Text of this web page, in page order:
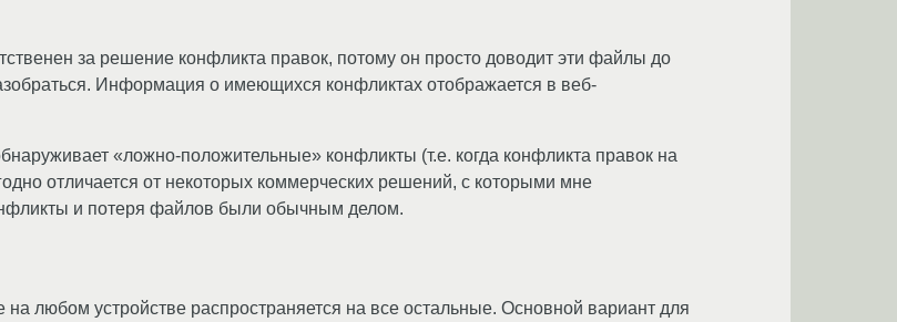
за решение конфликта правок, потому он просто доводит эти файлы до
Информация о имеющихся конфликтах отображается в веб-
«ложно-положительные» конфликты (т.е. когда конфликта правок на
отличается от некоторых коммерческих решений, с которыми мне
и потеря файлов были обычным делом.
любом устройстве распространяется на все остальные. Основной вариант для